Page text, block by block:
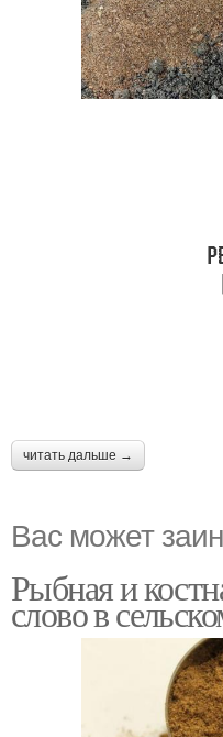
читать дальше →
Вас может
Рыбная и
слово в